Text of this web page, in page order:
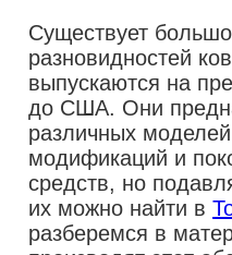
Существует
разновидностей
выпускаются на
до США. Они
различных
модификаций и
средств, но
их можно найти в
разберемся в